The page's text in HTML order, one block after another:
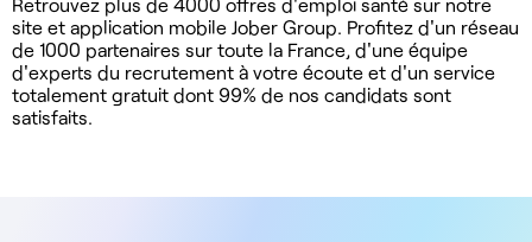
site et application mobile Jober Group. Profitez d'un réseau
de 1000 partenaires sur toute la France, d'une équipe
d'experts du recrutement à votre écoute et d'un service
totalement gratuit dont 99% de nos candidats sont
satisfaits.